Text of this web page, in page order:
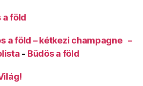
a föld
a föld – kétkezi champagne –
- Büdös a föld